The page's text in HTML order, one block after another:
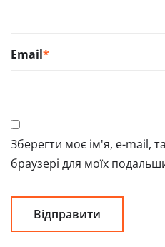
Email*
Зберегти моє ім'я, e-mail,
браузері для моїх